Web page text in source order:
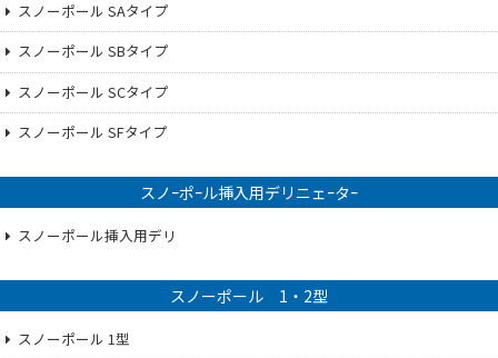
スノーポール SAタイプ
スノーポール SBタイプ
スノーポール SCタイプ
スノーポール SFタイプ
スノｰポｰル挿入用デリニェｰタｰ
スノーポール挿入用デリ
スノーポール 1・2型
スノーポール 1型